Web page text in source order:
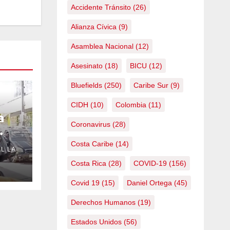
LA
Accidente Tránsito(26)
Alianza Cívica (9)
Asamblea Nacional(12)
Asesinato(18) BICU (12)
Bluefields(250) Caribe Sur(9)
CIDH (10) Colombia (11)
Coronavirus(28)
Costa Caribe(14)
Costa Rica (28) COVID-19(156)
Covid 19(15) Daniel Ortega (45)
Derechos Humanos(19)
Estados Unidos(56)